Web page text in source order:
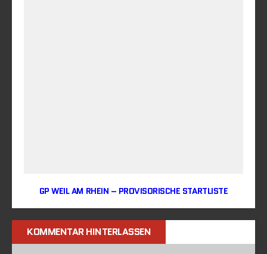
GP WEIL AM RHEIN – PROVISORISCHE STARTLISTE
KOMMENTAR HINTERLASSEN